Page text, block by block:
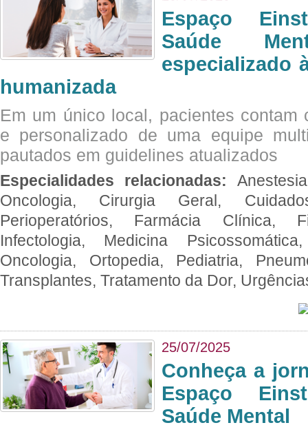
Espaço
Saúde
especializado
humanizada
Em um único local, pacientes contam
e personalizado de uma equipe
pautados em guidelines atualizados
Especialidades relacionadas:
Oncologia, Cirurgia Geral,
Perioperatórios, Farmácia Clínica,
Infectologia, Medicina
Oncologia, Ortopedia, Pediatria,
Transplantes, Tratamento da Dor,
25/07/2025
Conheça a
Espaço
Saúde Mental